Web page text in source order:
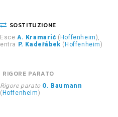
SOSTITUZIONE
Esce A. Kramarić ( Hoffenheim),
entra
P. Kadeřábek ( Hoffenheim)
RIGORE PARATO
Rigore parato O. Baumann
( Hoffenheim)